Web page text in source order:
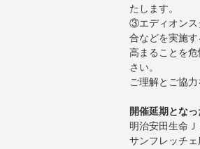
たします。
③エディオンス
合などを実施
高まることを
さい。
ご理解とご協
開催延期とな
明治安田生命
サンフレッチ